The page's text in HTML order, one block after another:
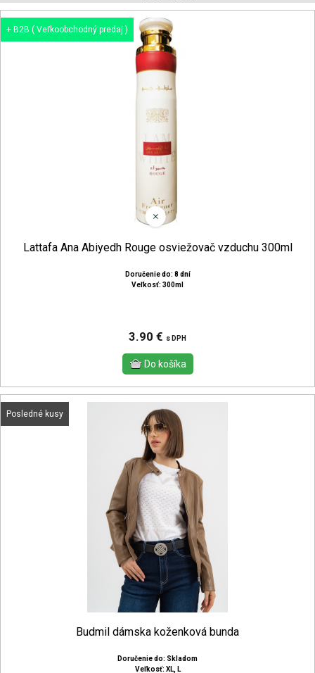
+ B2B ( Veľkoobchodný predaj )
Lattafa Ana Abiyedh Rouge osviežovač vzduchu 300ml
Doručenie do: 8 dní
Veľkosť: 300ml
3.90 € s DPH
Posledné kusy
Budmil dámska koženková bunda
Doručenie do: Skladom
Veľkosť: XL, L